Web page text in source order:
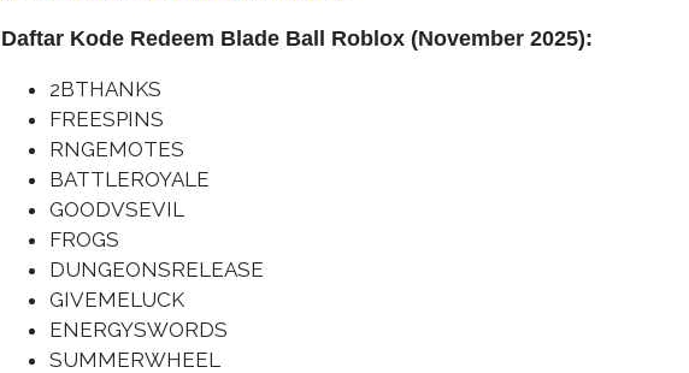
Daftar Kode Redeem Blade Ball Roblox (November 2025):
2BTHANKS
FREESPINS
RNGEMOTES
BATTLEROYALE
GOODVSEVIL
FROGS
DUNGEONSRELEASE
GIVEMELUCK
ENERGYSWORDS
SUMMERWHEEL